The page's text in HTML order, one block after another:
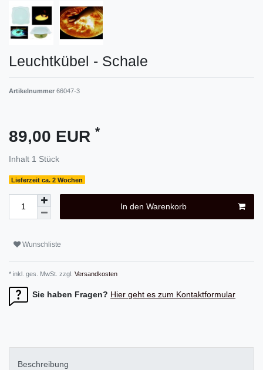
Leuchtkübel - Schale
Artikelnummer 66047-3
89,00 EUR *
Inhalt 1 Stück
Lieferzeit ca. 2 Wochen
In den Warenkorb
Wunschliste
* inkl. ges. MwSt. zzgl. Versandkosten
Sie haben Fragen? Hier geht es zum Kontaktformular
Beschreibung